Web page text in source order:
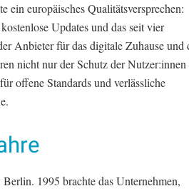
ein europäisches Qualitätsversprechen:
Updates und das seit vier
Anbieter für das digitale Zuhause und
nicht nur der Schutz der
offene Standards und verlässliche
1995 brachte das Unternehmen,